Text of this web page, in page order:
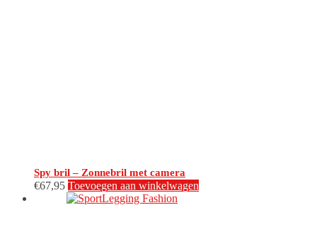
Spy bril – Zonnebril met camera
€67,95 Toevoegen aan winkelwagen